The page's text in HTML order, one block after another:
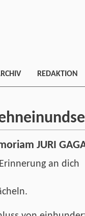
REDAKTION
JURI
an dich